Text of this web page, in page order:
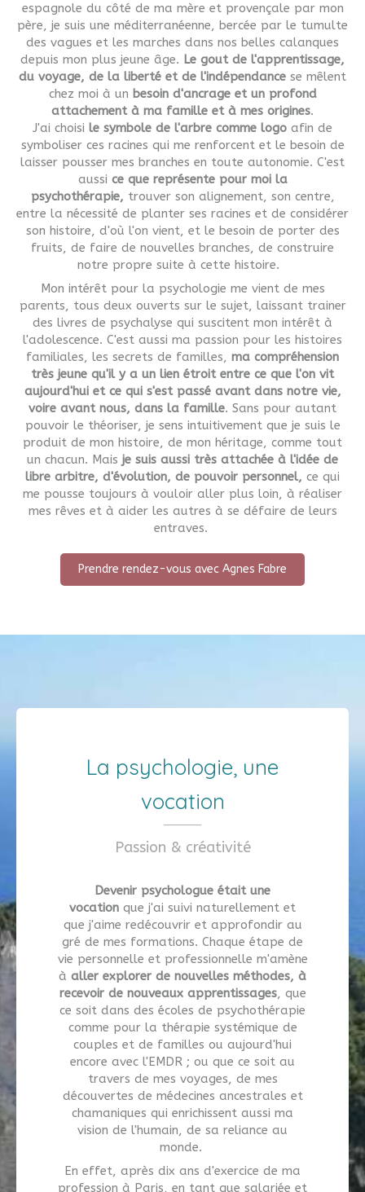
espagnole du côté de ma mère et provençale par mon
père, je suis une méditerranéenne, bercée par le tumulte
des vagues et les marches dans nos belles calanques
depuis mon plus jeune âge. Le gout de l'apprentissage,
du voyage, de la liberté et de l'indépendance se mêlent
chez moi à un besoin d'ancrage et un profond
attachement à ma famille et à mes origines.
J'ai choisi le symbole de l'arbre comme logo afin de
symboliser ces racines qui me renforcent et le besoin de
laisser pousser mes branches en toute autonomie. C'est
aussi ce que représente pour moi la
psychothérapie, trouver son alignement, son centre,
entre la nécessité de planter ses racines et de considérer
son histoire, d'où l'on vient, et le besoin de porter des
fruits, de faire de nouvelles branches, de construire
notre propre suite à cette histoire.
Mon intérêt pour la psychologie me vient de mes
parents, tous deux ouverts sur le sujet, laissant trainer
des livres de psychalyse qui suscitent mon intérêt à
l'adolescence. C'est aussi ma passion pour les histoires
familiales, les secrets de familles, ma compréhension
très jeune qu'il y a un lien étroit entre ce que l'on vit
aujourd'hui et ce qui s'est passé avant dans notre vie,
voire avant nous, dans la famille. Sans pour autant
pouvoir le théoriser, je sens intuitivement que je suis le
produit de mon histoire, de mon héritage, comme tout
un chacun. Mais je suis aussi très attachée à l'idée de
libre arbitre, d'évolution, de pouvoir personnel, ce qui
me pousse toujours à vouloir aller plus loin, à réaliser
mes rêves et à aider les autres à se défaire de leurs
entraves.
Prendre rendez-vous avec Agnes Fabre
La psychologie, une
vocation
Passion & créativité
Devenir psychologue était une
vocation que j'ai suivi naturellement et
que j'aime redécouvrir et approfondir au
gré de mes formations. Chaque étape de
vie personnelle et professionnelle m'amène
à aller explorer de nouvelles méthodes, à
recevoir de nouveaux apprentissages, que
ce soit dans des écoles de psychothérapie
comme pour la thérapie systémique de
couples et de familles ou aujourd'hui
encore avec l'EMDR ; ou que ce soit au
travers de mes voyages, de mes
découvertes de médecines ancestrales et
chamaniques qui enrichissent aussi ma
vision de l'humain, de sa reliance au
monde.
En effet, après dix ans d'exercice de ma
profession à Paris, en tant que salariée et